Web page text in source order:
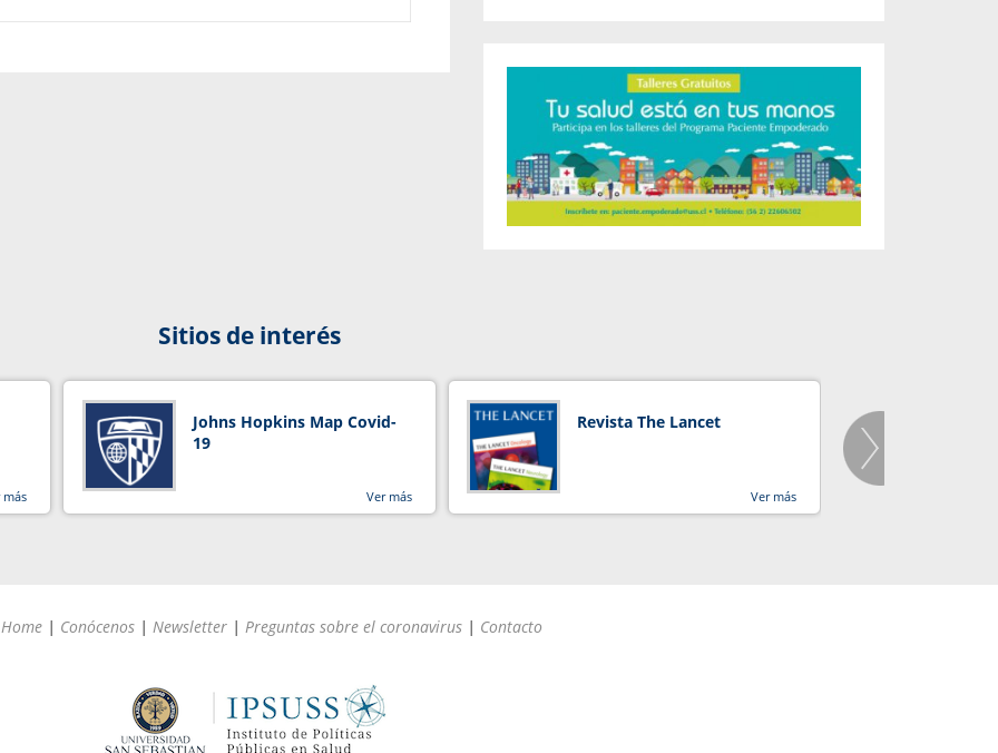
Sitios de interés
más
Johns Hopkins Map Covid-
19
Ver más
Revista The Lancet
Ver más
Home | Conócenos | Newsletter | Preguntas sobre el coronavirus | Contacto